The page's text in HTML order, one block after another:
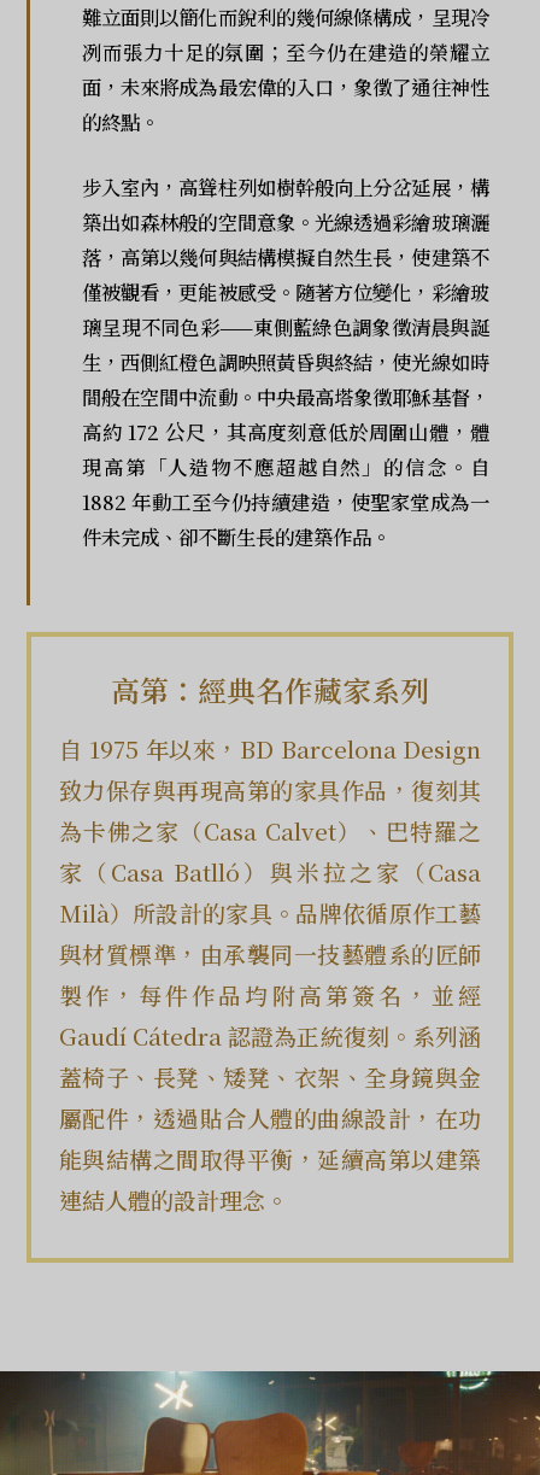
難立面則以簡化而銳利的幾何線條構成，呈現冷
冽而張力十足的氛圍；至今仍在建造的榮耀立
面，未來將成為最宏偉的入口，象徵了通往神性
的終點。
步入室內，高聳柱列如樹幹般向上分岔延展，構
築出如森林般的空間意象。光線透過彩繪玻璃灑
落，高第以幾何與結構模擬自然生長，使建築不
僅被觀看，更能被感受。隨著方位變化，彩繪玻
璃呈現不同色彩——東側藍綠色調象徵清晨與誕
生，西側紅橙色調映照黃昏與終結，使光線如時
間般在空間中流動。中央最高塔象徵耶穌基督，
高約 172 公尺，其高度刻意低於周圍山體，體
現高第「人造物不應超越自然」的信念。自
1882 年動工至今仍持續建造，使聖家堂成為一
件未完成、卻不斷生長的建築作品。
高第：經典名作藏家系列
自 1975 年以來，BD Barcelona Design
致力保存與再現高第的家具作品，復刻其
為卡佛之家（Casa Calvet）、巴特羅之
家（Casa Batlló）與米拉之家（Casa
Milà）所設計的家具。品牌依循原作工藝
與材質標準，由承襲同一技藝體系的匠師
製作，每件作品均附高第簽名，並經
Gaudí Cátedra 認證為正統復刻。系列涵
蓋椅子、長凳、矮凳、衣架、全身鏡與金
屬配件，透過貼合人體的曲線設計，在功
能與結構之間取得平衡，延續高第以建築
連結人體的設計理念。